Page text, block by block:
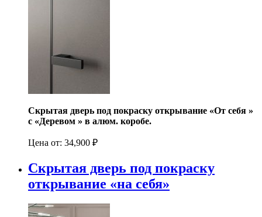
Скрытая дверь под покраску открывание «От себя »
с «Деревом » в алюм. коробе.
Цена от: 34,900 ₽
Скрытая дверь под покраску
открывание «на себя»